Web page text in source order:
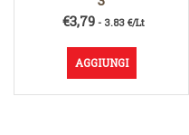
€3,79 - 3.83 €/Lt
AGGIUNGI